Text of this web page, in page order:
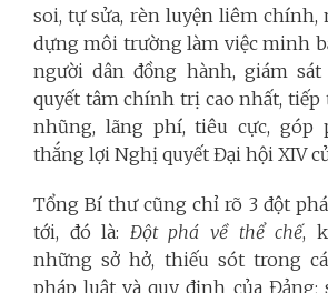
soi, tự sửa, rèn luyện liêm chính,
dựng môi trường làm việc minh
người dân đồng hành, giám
quyết tâm chính trị cao nhất, tiếp
nhũng, lãng phí, tiêu cực, góp
thắng lợi Nghị quyết Đại hội XIV
Tổng Bí thư cũng chỉ rõ 3 đột
tới, đó là: Đột phá về thể chế,
những sở hở, thiếu sót trong
pháp luật và quy định của Đảng;